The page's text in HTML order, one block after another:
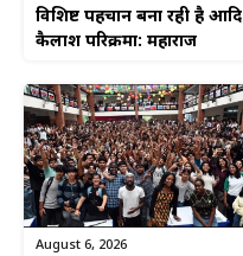
विशिष्ट पहचान बना रही है आदि
कैलाश परिक्रमा: महाराज
August 6, 2026